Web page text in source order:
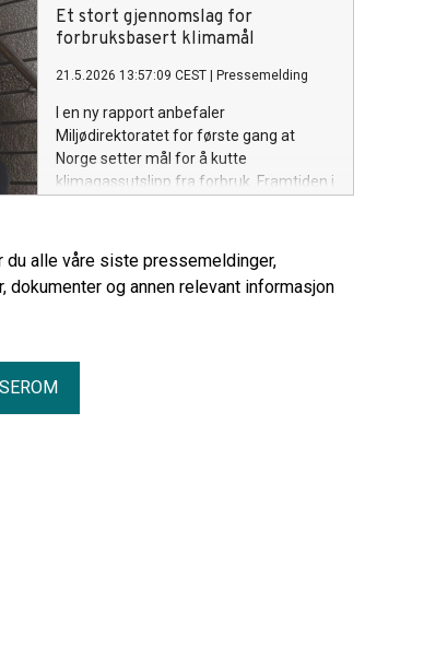
følger etter.
Et stort gjennomslag for
forbruksbasert klimamål
21.5.2026 13:57:09 CEST Pressemelding
I en ny rapport anbefaler
Miljødirektoratet for første gang at
Norge setter mål for å kutte
klimagassutslipp fra forbruk. Framtiden i
anbefalingen.
du alle våre siste pressemeldinger,
dokumenter og annen relevant informasjon